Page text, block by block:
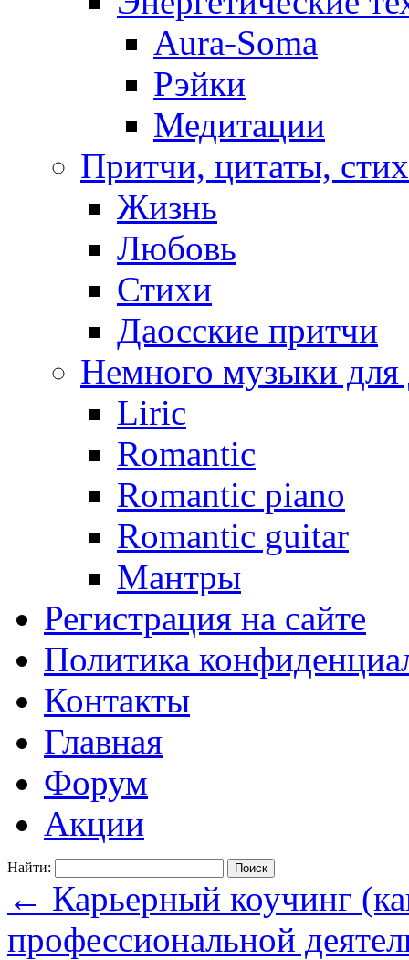
Aura-Soma
Рэйки
Медитации
Притчи, цитаты,
Жизнь
Любовь
Стихи
Даосские притчи
Немного музыки
Liric
Romantic
Romantic piano
Romantic guitar
Мантры
Регистрация на сайте
Политика
Контакты
Главная
Форум
Акции
Найти:
← Карьерный коучинг
профессиональной